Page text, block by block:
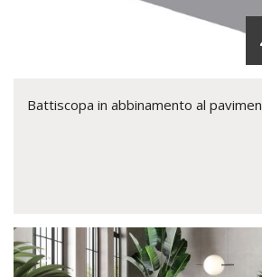
Battiscopa in abbinamento al